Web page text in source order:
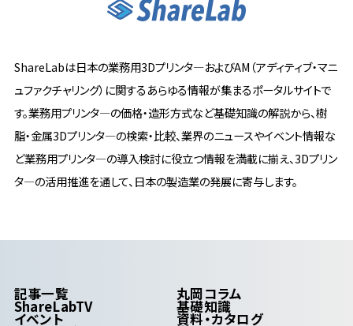
ShareLabは日本の業務用3Dプリンタ―およびAM（アディティブ・マニ
ュファクチャリング）に関するあらゆる情報が集まるポータルサイトで
す。業務用プリンタ―の価格・造形方式など基礎知識の解説から、樹
脂・金属3Dプリンタ―の検索・比較、業界のニュースやイベント情報な
ど業務用プリンタ―の導入検討に役立つ情報を満載に揃え、3Dプリン
タ―の活用推進を通して、日本の製造業の発展に寄与します。
記事一覧 丸岡コラム
ShareLabTV 基礎知識
イベント 資料・カタログ